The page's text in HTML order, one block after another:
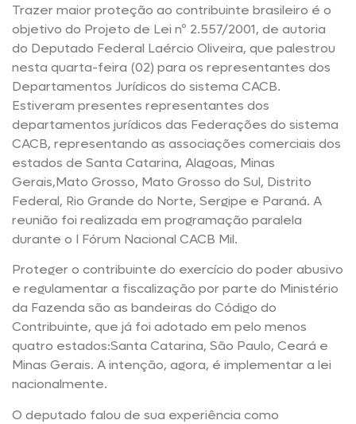
Trazer maior proteção ao contribuinte brasileiro é o
objetivo do Projeto de Lei nº 2.557/2001, de autoria
do Deputado Federal Laércio Oliveira, que palestrou
nesta quarta-feira (02) para os representantes dos
Departamentos Jurídicos do sistema CACB.
Estiveram presentes representantes dos
departamentos jurídicos das Federações do sistema
CACB, representando as associações comerciais dos
estados de Santa Catarina, Alagoas, Minas
Gerais,Mato Grosso, Mato Grosso do Sul, Distrito
Federal, Rio Grande do Norte, Sergipe e Paraná. A
reunião foi realizada em programação paralela
durante o I Fórum Nacional CACB Mil.
Proteger o contribuinte do exercício do poder abusivo
e regulamentar a fiscalização por parte do Ministério
da Fazenda são as bandeiras do Código do
Contribuinte, que já foi adotado em pelo menos
quatro estados:Santa Catarina, São Paulo, Ceará e
Minas Gerais. A intenção, agora, é implementar a lei
nacionalmente.
O deputado falou de sua experiência como